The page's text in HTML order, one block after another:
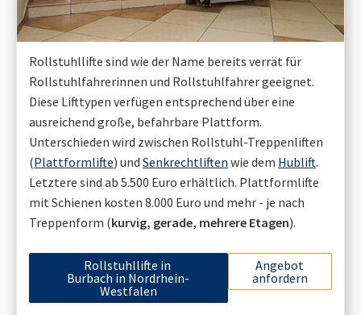
Rollstuhllifte sind wie der Name bereits verrät für
Rollstuhlfahrerinnen und Rollstuhlfahrer geeignet.
Diese Lifttypen verfügen entsprechend über eine
ausreichend große, befahrbare Plattform.
Unterschieden wird zwischen Rollstuhl-Treppenliften
(Plattformlifte) und Senkrechtliften wie dem Hublift.
Letztere sind ab 5.500 Euro erhältlich. Plattformlifte
mit Schienen kosten 8.000 Euro und mehr - je nach
Treppenform (kurvig, gerade, mehrere Etagen).
Rollstuhllifte in
Burbach in Nordrhein-
Westfalen
Angebot
anfordern